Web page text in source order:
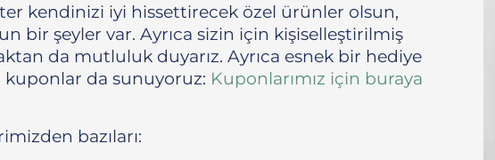
kendinizi iyi hissettirecek özel ürünler olsun,
bir şeyler var. Ayrıca sizin için kişiselleştirilmiş
da mutluluk duyarız. Ayrıca esnek bir hediye
da sunuyoruz: Kuponlarımız için buraya
bazıları: